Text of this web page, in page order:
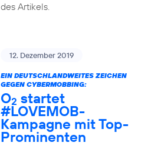
des Artikels.
12. Dezember 2019
EIN DEUTSCHLANDWEITES ZEICHEN
GEGEN CYBERMOBBING:
O2 startet
#LOVEMOB-
Kampagne mit Top-
Prominenten